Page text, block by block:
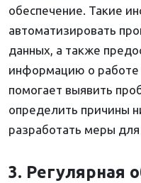
обеспечение. Такие
автоматизировать
данных, а также
информацию о работе
помогает выявить
определить причины
разработать меры для
3. Регулярная